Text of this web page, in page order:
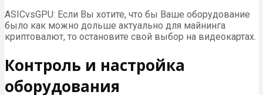
ASICvsGPU: Если Вы хотите, что бы Ваше оборудование
было как можно дольше актуально для майнинга
криптовалют, то остановите свой выбор на видеокартах.
Контроль и настройка
оборудования